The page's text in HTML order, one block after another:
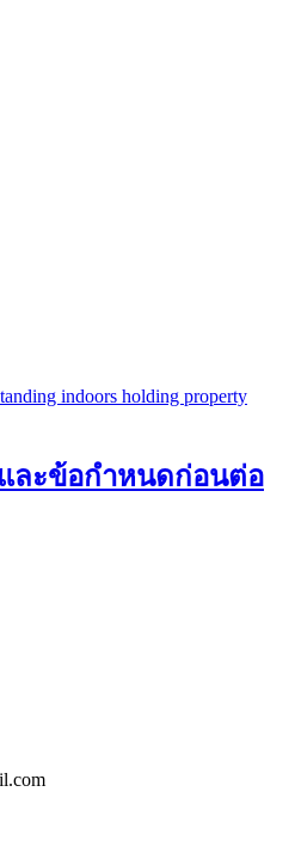
ละข้อกำหนดก่อนต่อ